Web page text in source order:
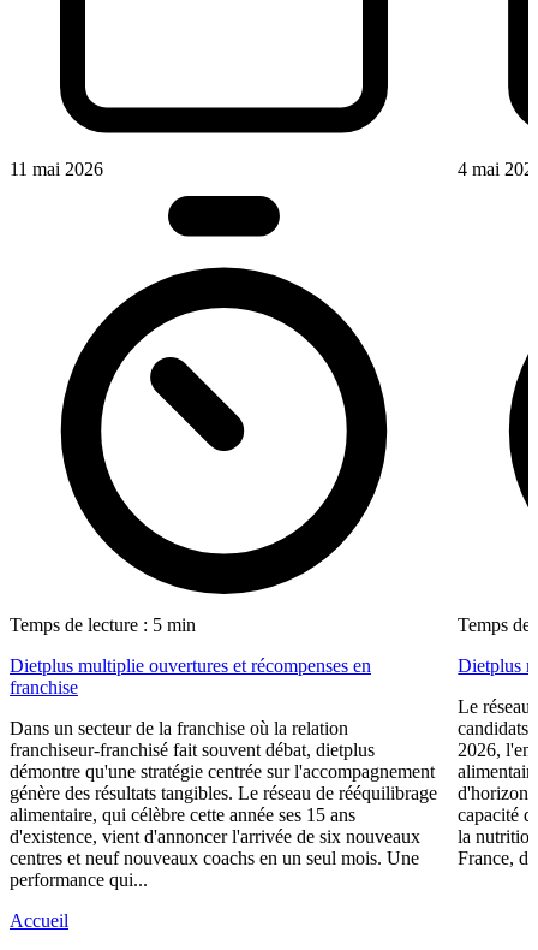
11 mai 2026
Temps de lecture : 5 min
Dietplus multiplie ouvertures et récompenses en
franchise
Dans un secteur de la franchise où la relation
franchiseur-franchisé fait souvent débat, dietplus
démontre qu'une stratégie centrée sur l'accompagnement
génère des résultats tangibles. Le réseau de rééquilibrage
alimentaire, qui célèbre cette année ses 15 ans
d'existence, vient d'annoncer l'arrivée de six nouveaux
centres et neuf nouveaux coachs en un seul mois. Une
performance qui...
4 mai
Temps de
Dietplus
Le réseau
candidats
2026,
capacité
la
France,
Accueil